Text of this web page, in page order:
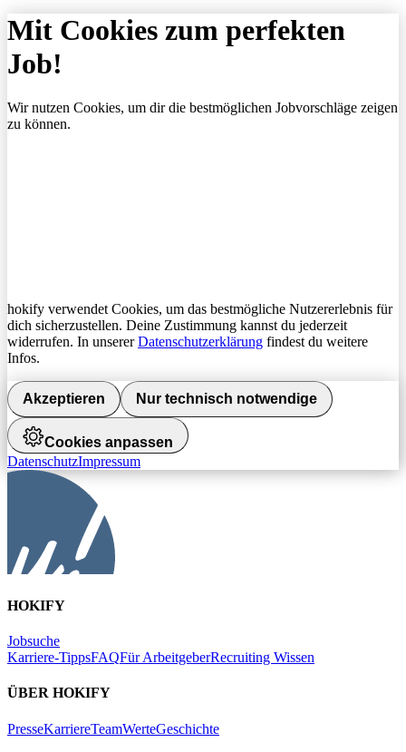
Mit Cookies zum perfekten
Job!
Wir nutzen Cookies, um dir die bestmöglichen Jobvorschläge zeigen
zu können.
hokify verwendet Cookies, um das bestmögliche Nutzererlebnis für
dich sicherzustellen. Deine Zustimmung kannst du jederzeit
widerrufen. In unsererDatenschutzerklärung findest du weitere
Infos.
Akzeptieren Nur technisch notwendige
Cookies anpassen
DatenschutzImpressum
HOKIFY
Jobsuche
Karriere-TippsFAQFür ArbeitgeberRecruiting Wissen
ÜBER HOKIFY
PresseKarriereTeamWerteGeschichte